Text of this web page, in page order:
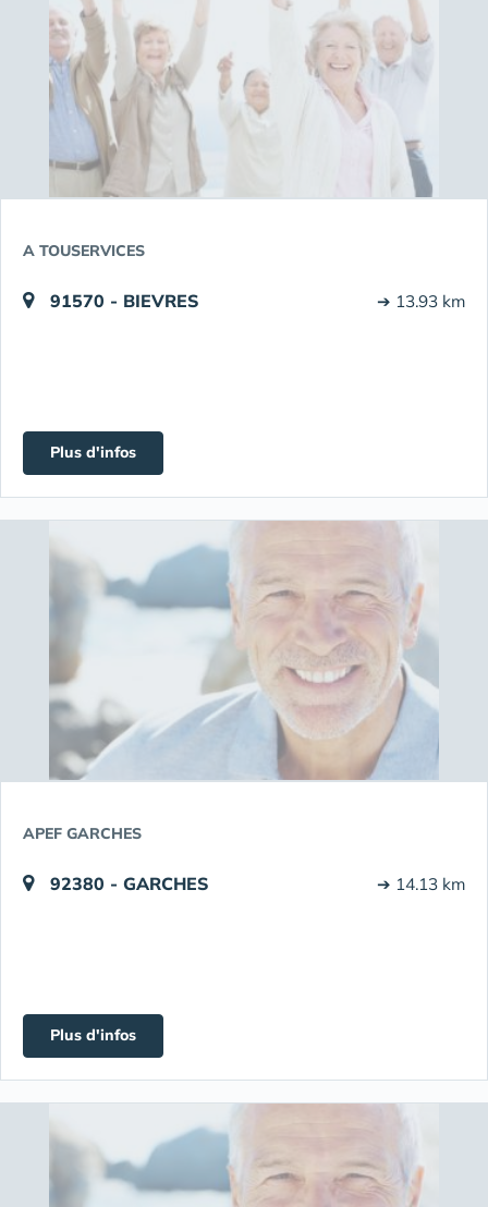
A TOUSERVICES
91570 - BIEVRES ➔ 13.93 km
Plus d'infos
APEF GARCHES
92380 - GARCHES ➔ 14.13 km
Plus d'infos